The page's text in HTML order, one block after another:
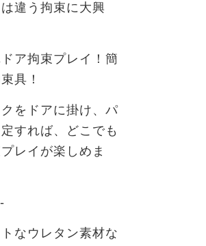
違う拘束に大興
ア拘束プレイ！簡
具！
をドアに掛け、パ
すれば、どこでも
レイが楽しめま
なウレタン素材な